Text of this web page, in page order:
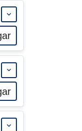
Expandir 09-
Expandir 08-